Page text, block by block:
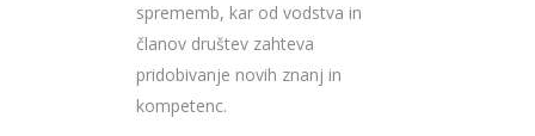
sprememb, kar od vodstva in
članov društev zahteva
pridobivanje novih znanj in
kompetenc.